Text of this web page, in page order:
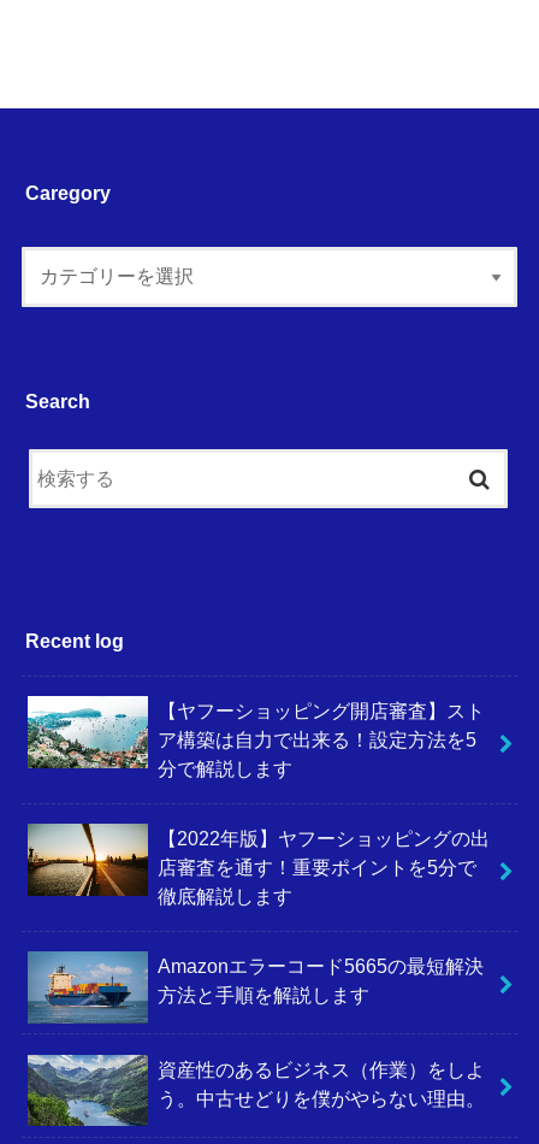
Caregory
Search
Recent log
【ヤフーショッピング開店審査】スト
ア構築は自力で出来る！設定方法を5
分で解説します
【2022年版】ヤフーショッピングの出
店審査を通す！重要ポイントを5分で
徹底解説します
Amazonエラーコード5665の最短解決
方法と手順を解説します
資産性のあるビジネス（作業）をしよ
う。中古せどりを僕がやらない理由。